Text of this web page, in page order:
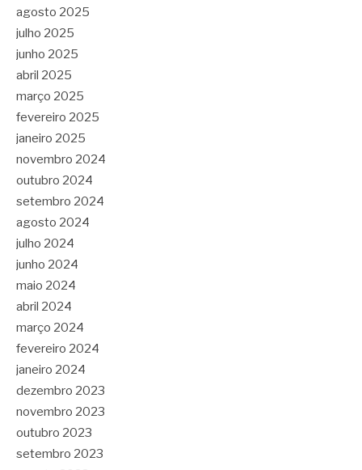
agosto 2025
julho 2025
junho 2025
abril 2025
março 2025
fevereiro 2025
janeiro 2025
novembro 2024
outubro 2024
setembro 2024
agosto 2024
julho 2024
junho 2024
maio 2024
abril 2024
março 2024
fevereiro 2024
janeiro 2024
dezembro 2023
novembro 2023
outubro 2023
setembro 2023